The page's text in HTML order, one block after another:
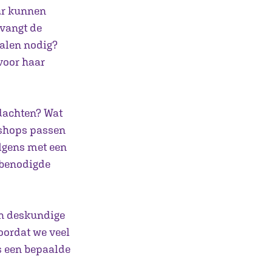
kunnen
de
nodig?
haar
Wat
passen
met een
deskundige
we veel
bepaalde